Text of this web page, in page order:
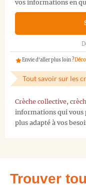
vos informations en
Envie d'aller plus loin ?
Tout savoir sur les
Crèche collective,
informations qui vous
plus adapté à vos
Trouver